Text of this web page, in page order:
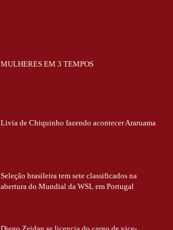
MULHERES EM 3 TEMPOS
Livia de Chiquinho fazendo acontecer Araruama
Seleção brasileira tem sete classificados na
abertura do Mundial da WSL em Portugal